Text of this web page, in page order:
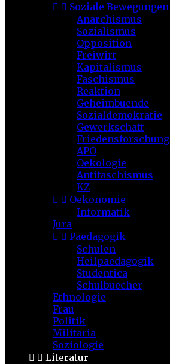
  Soziale Bewegungen
Anarchismus
Sozialismus
Opposition
Freiwirt
Kapitalismus
Faschismus
Reaktion
Geheimbuende
Sozialdemokratie
Gewerkschaft
Friedensforschung
APO
Oekologie
Antifaschismus
KZ
  Oekonomie
Informatik
Jura
  Paedagogik
Schulen
Heilpaedagogik
Studentica
Schulbuecher
Ethnologie
Frau
Politik
Militaria
Soziologie
  Literatur